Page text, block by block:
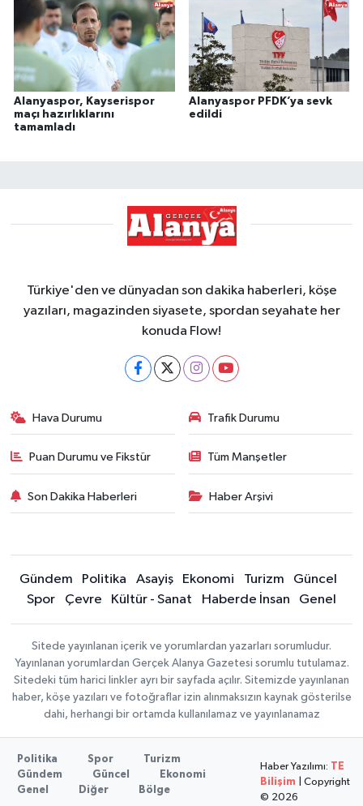
Alanyaspor, Kayserispor
maçı hazırlıklarını
tamamladı
Alanyaspor PFDK’ya sevk
edildi
Türkiye'den ve dünyadan son dakika haberleri, köşe
yazıları, magazinden siyasete, spordan seyahate her
konuda Flow!
Hava Durumu Trafik Durumu
Puan Durumu ve Fikstür Tüm Manşetler
Son Dakika Haberleri Haber Arşivi
Gündem Politika Asayiş Ekonomi Turizm
Güncel
Spor
Çevre Kültür - Sanat Haberde İnsan Genel
Sitede yayınlanan içerik ve yorumlardan yazarları sorumludur.
Yayınlanan yorumlardan Gerçek Alanya Gazetesi sorumlu tutulamaz.
Sitedeki tüm harici linkler ayrı bir sayfada açılır. Sitemizde yayınlanan
haber, köşe yazıları ve fotoğraflar izin alınmaksızın kaynak gösterilse
dahi, herhangi bir ortamda kullanılamaz ve yayınlanamaz
Politika Spor
Turizm
Gündem
Güncel
Ekonomi
Genel
Diğer Bölge
Haber Yazılımı: TE
Bilişim | Copyright
© 2026